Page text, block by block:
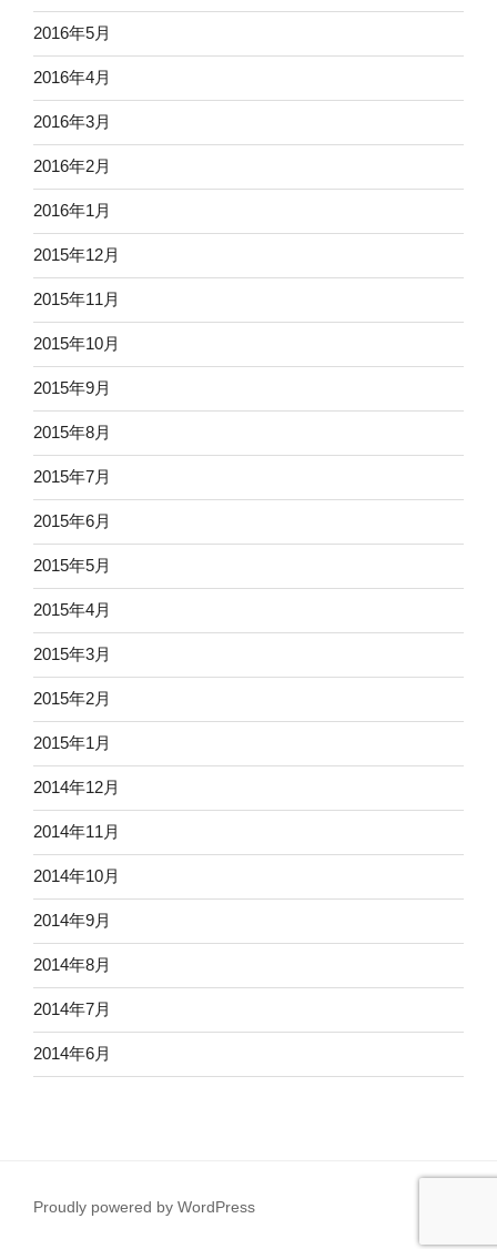
2016年5月
2016年4月
2016年3月
2016年2月
2016年1月
2015年12月
2015年11月
2015年10月
2015年9月
2015年8月
2015年7月
2015年6月
2015年5月
2015年4月
2015年3月
2015年2月
2015年1月
2014年12月
2014年11月
2014年10月
2014年9月
2014年8月
2014年7月
2014年6月
Proudly powered by WordPress